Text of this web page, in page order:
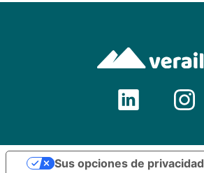
Sus opciones de privacidad